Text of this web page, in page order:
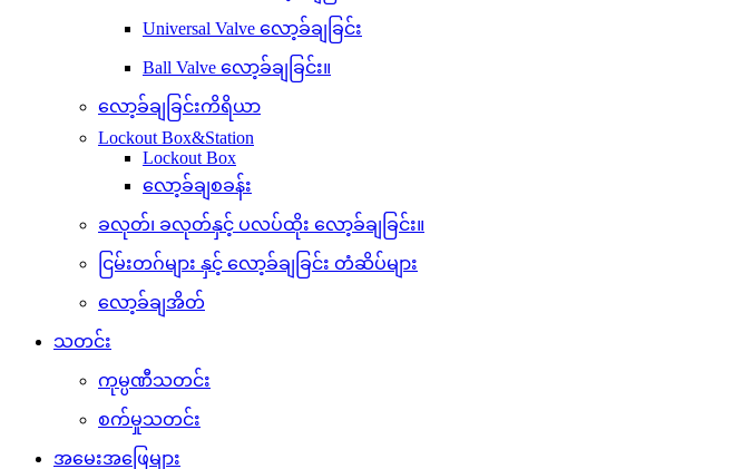
Universal Valve လော့ခ်ချခြင်း
Ball Valve လော့ခ်ချခြင်း။
လော့ခ်ချခြင်းကိရိယာ
Lockout Box&Station
Lockout Box
လော့ခ်ချစခန်း
ခလုတ်၊ ခလုတ်နှင့် ပလပ်ထိုး လော့ခ်ချခြင်း။
ငြမ်းတဂ်များ နှင့် လော့ခ်ချခြင်း တံဆိပ်များ
လော့ခ်ချအိတ်
သတင်း
ကုမ္ပဏီသတင်း
စက်မှုသတင်း
အမေးအဖြေများ